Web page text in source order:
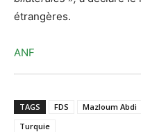
étrangères.
ANF
TAGS FDS Mazloum Abdi
Turquie